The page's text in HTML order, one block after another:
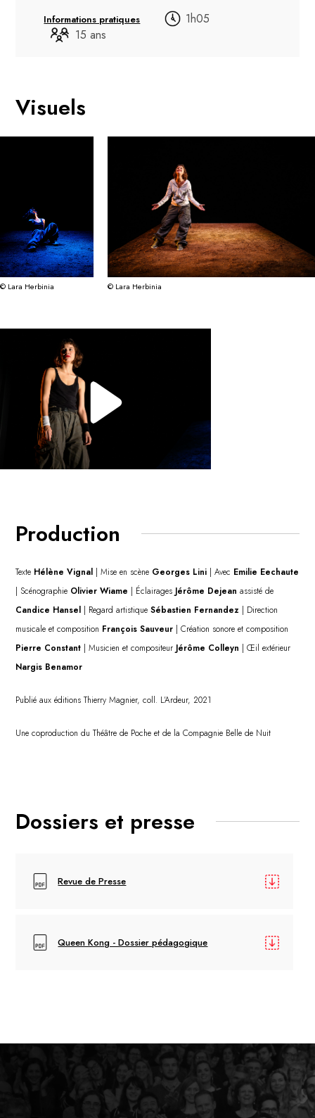
Informations pratiques
1h05
15 ans
Visuels
© Lara Herbinia © Lara Herbinia
Production
Texte Hélène Vignal | Mise en scène Georges Lini | Avec Emilie Eechaute
| Scénographie Olivier Wiame | Éclairages Jérôme Dejean assisté de
Candice Hansel | Regard artistiqueSébastien Fernandez | Direction
musicale et composition François Sauveur | Création sonore et composition
Pierre Constant | Musicien et compositeur Jérôme Colleyn | Œil extérieur
Nargis Benamor
Publié aux éditions Thierry Magnier, coll. L’Ardeur, 2021
Une coproduction du Théâtre de Poche et de la Compagnie Belle de Nuit
Dossiers et presse
Revue de Presse
Queen Kong - Dossier pédagogique